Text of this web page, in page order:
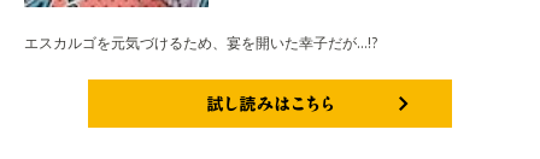
エスカルゴを元気づけるため、宴を開いた幸子だが…!?